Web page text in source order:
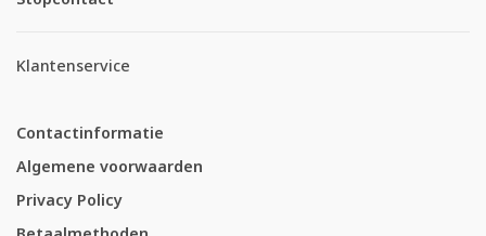
Klantenservice
Contactinformatie
Algemene voorwaarden
Privacy Policy